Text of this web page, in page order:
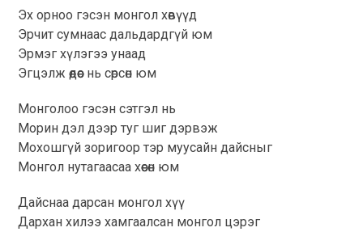
Эх орноо гэсэн монгол хөвүүд
Эрчит сумнаас дальдардгүй юм
Эрмэг хүлэгээ унаад
Эгцэлж өөдөөс нь сөрсөн юм
Монголоо гэсэн сэтгэл нь
Морин дэл дээр туг шиг дэрвэж
Мохошгүй зоригоор тэр муусайн дайсныг
Монгол нутагаасаа хөөсөн юм
Дайснаа дарсан монгол хүү
Дархан хилээ хамгаалсан монгол цэрэг